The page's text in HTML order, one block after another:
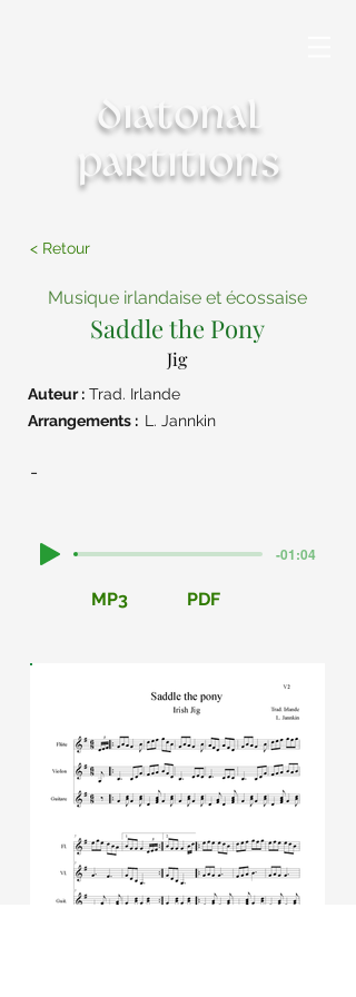
Diatonal
partitions
< Retour
Musique irlandaise et écossaise
Saddle the Pony
Jig
Auteur : Trad. Irlande
Arrangements : L. Jannkin
-
-01:04
MP3 PDF